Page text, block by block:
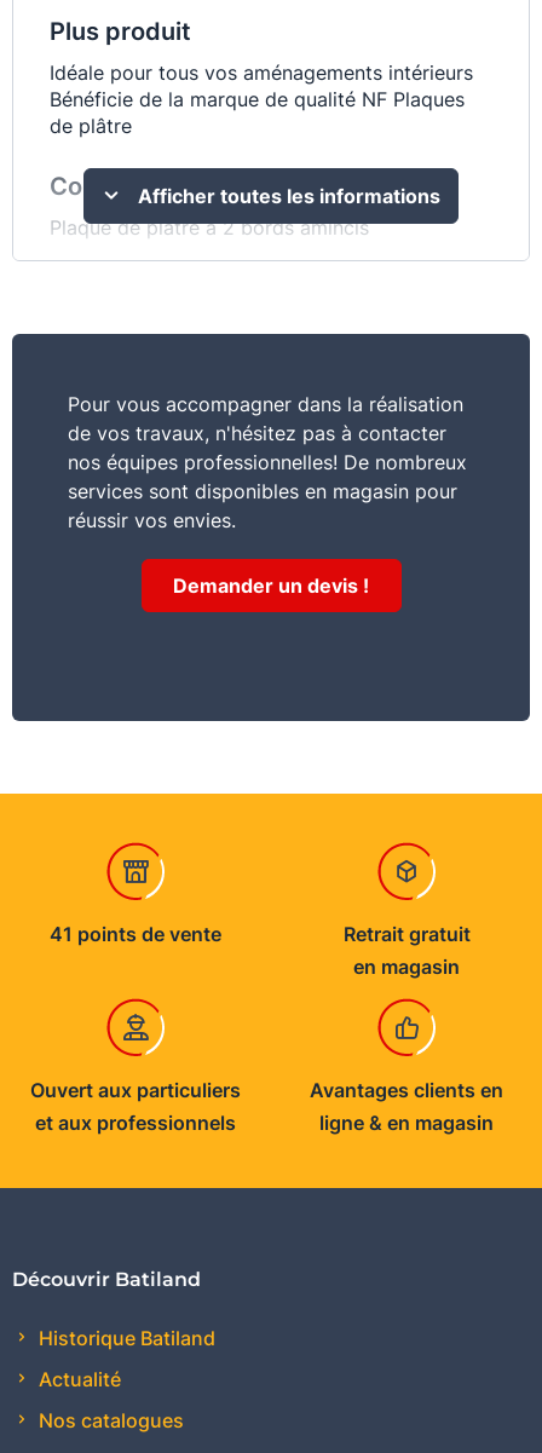
Plus produit
Idéale pour tous vos aménagements intérieurs
Bénéficie de la marque de qualité NF Plaques
de plâtre
Commentaire
Plaque de plâtre à 2 bords amincis
Afficher toutes les informations
Pour vous accompagner dans la réalisation
de vos travaux, n'hésitez pas à contacter
nos équipes professionnelles! De nombreux
services sont disponibles en magasin pour
réussir vos envies.
Demander un devis !
41 points de vente
Retrait gratuit
en magasin
Ouvert aux particuliers
et aux professionnels
Avantages clients en
ligne & en magasin
Découvrir Batiland
Historique Batiland
Actualité
Nos catalogues